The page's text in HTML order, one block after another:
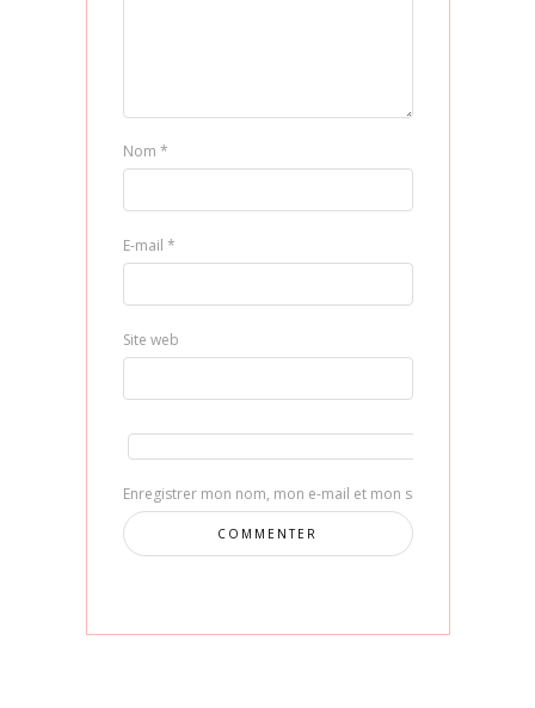
Nom *
E-mail *
Site web
Enregistrer mon nom, mon e-mail et mon site dans le